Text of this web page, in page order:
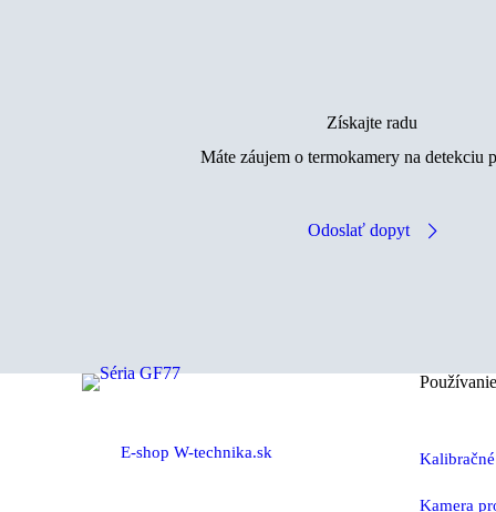
Získajte radu
Máte záujem o termokamery na detekciu
Odoslať dopyt
E-shop W-technika.sk
Kamera